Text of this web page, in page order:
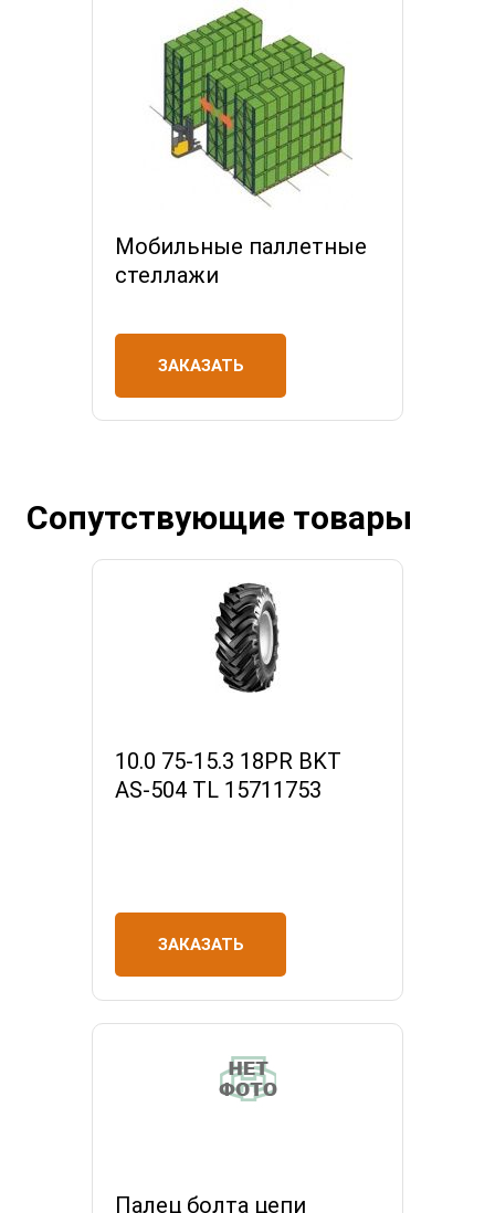
Мобильные паллетные
стеллажи
ЗАКАЗАТЬ
Сопутствующие товары
10.0 75-15.3 18PR BKT
AS-504 TL 15711753
ЗАКАЗАТЬ
Палец болта цепи